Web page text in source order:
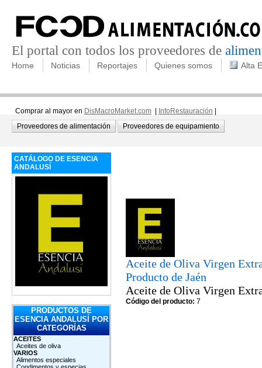
El portal con todos los proveedores de
Home Noticias Reportajes Quienes somos Alta
Comprar al mayor en DisMacroMarket.com InfoRestauración
Proveedores de alimentación
Proveedores de equipamiento
CATÁLOGO DE ESENCIA
ANDALUSÍ
PRODUCTOS DE
ESENCIA ANDALUSÍ POR
CATEGORÍAS
ACEITES
Aceites de oliva
VARIOS
Alimentos especiales
Aceite de Oliva Virgen
Producto de Jaén
Aceite de Oliva Virgen
Código del producto: 7